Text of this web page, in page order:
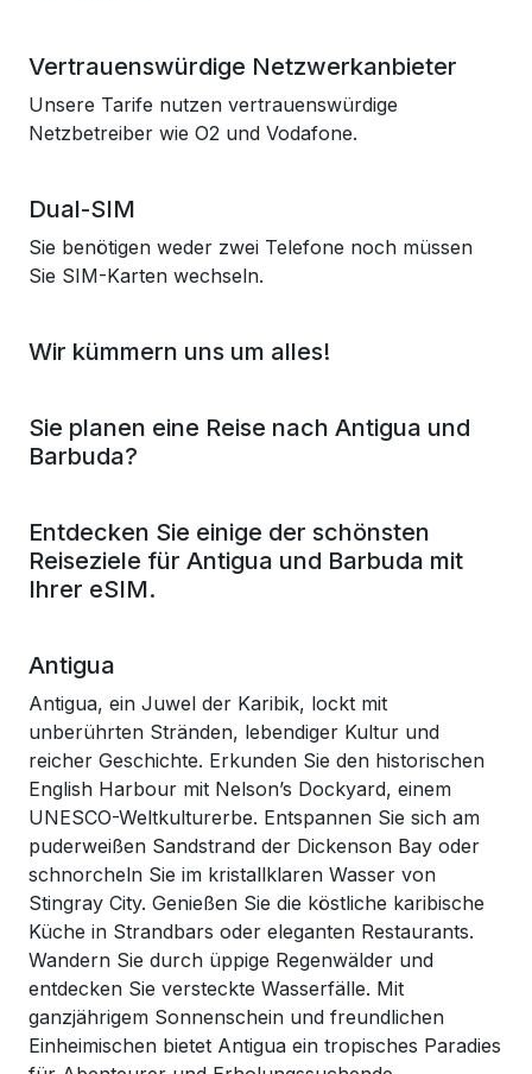
Vertrauenswürdige Netzwerkanbieter
Unsere Tarife nutzen vertrauenswürdige
Netzbetreiber wie O2 und Vodafone.
Dual-SIM
Sie benötigen weder zwei Telefone noch müssen
Sie SIM-Karten wechseln.
Wir kümmern uns um alles!
Sie planen eine Reise nach Antigua und
Barbuda?
Entdecken Sie einige der schönsten
Reiseziele für Antigua und Barbuda mit
Ihrer eSIM.
Antigua
Antigua, ein Juwel der Karibik, lockt mit
unberührten Stränden, lebendiger Kultur und
reicher Geschichte. Erkunden Sie den historischen
English Harbour mit Nelson’s Dockyard, einem
UNESCO-Weltkulturerbe. Entspannen Sie sich am
puderweißen Sandstrand der Dickenson Bay oder
schnorcheln Sie im kristallklaren Wasser von
Stingray City. Genießen Sie die köstliche karibische
Küche in Strandbars oder eleganten Restaurants.
Wandern Sie durch üppige Regenwälder und
entdecken Sie versteckte Wasserfälle. Mit
ganzjährigem Sonnenschein und freundlichen
Einheimischen bietet Antigua ein tropisches Paradies